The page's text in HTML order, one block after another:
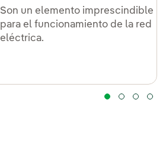
Son un elemento imprescindible
para el funcionamiento de la red
eléctrica.